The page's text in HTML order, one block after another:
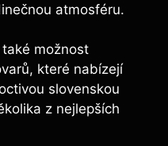
atmosféru.
možnost
které nabízejí
slovenskou
z nejlepších